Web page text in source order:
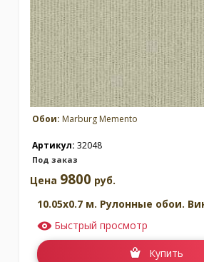
Обои: Marburg Memento
Артикул: 32048
Под заказ
Цена 9800 руб.
10.05x0.7 м. Рулонные обои.
Быстрый просмотр
Купить